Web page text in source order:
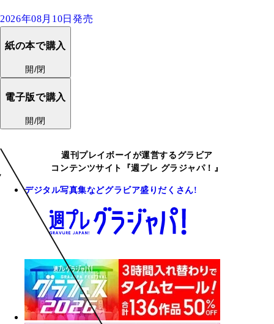
2026年08月10日発売
紙の本で購入
開/閉
電子版で購入
開/閉
週刊プレイボーイが運営するグラビア
コンテンツサイト『週プレ グラジャパ！』
デジタル写真集などグラビア盛りだくさん!